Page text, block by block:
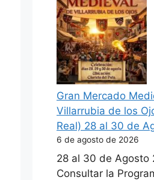
Gran Mercado
Villarrubia de los
Real) 28 al 30 de
6 de agosto de 2026
28 al 30 de Agosto
Consultar la